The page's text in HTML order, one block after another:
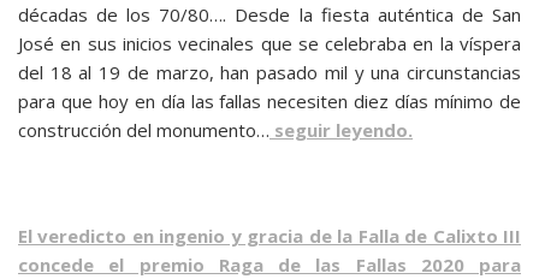
décadas de los 70/80…. Desde la fiesta auténtica de San
José en sus inicios vecinales que se celebraba en la víspera
del 18 al 19 de marzo, han pasado mil y una circunstancias
para que hoy en día las fallas necesiten diez días mínimo de
construcción del monumento… seguir leyendo.
El veredicto en ingenio y gracia de la Falla de Calixto III
concede el premio Raga de las Fallas 2020 para